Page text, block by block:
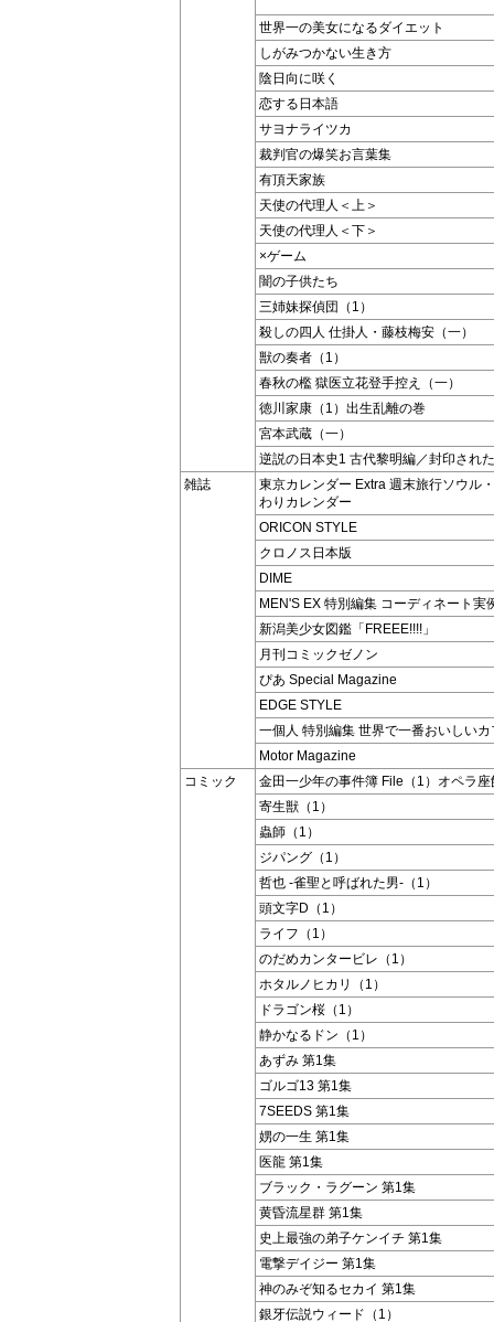
世界一の美女になるダイエット
しがみつかない生き方
陰日向に咲く
恋する日本語
サヨナライツカ
裁判官の爆笑お言葉集
有頂天家族
天使の代理人＜上＞
天使の代理人＜下＞
×ゲーム
闇の子供たち
三姉妹探偵団（1）
殺しの四人 仕掛人・藤枝梅安（一）
獣の奏者（1）
春秋の檻 獄医立花登手控え（一）
徳川家康（1）出生乱離の巻
宮本武蔵（一）
逆説の日本史1 古代黎明編／封印され
雑誌
東京カレンダー Extra 週末旅行ソウル
わりカレンダー
ORICON STYLE
クロノス日本版
DIME
MEN'S EX 特別編集 コーディネート実
新潟美少女図鑑「FREEE!!!!」
月刊コミックゼノン
ぴあ Special Magazine
EDGE STYLE
一個人 特別編集 世界で一番おいしい
Motor Magazine
コミック
金田一少年の事件簿 File（1）オペラ座
寄生獣（1）
蟲師（1）
ジパング（1）
哲也 -雀聖と呼ばれた男-（1）
頭文字D（1）
ライフ（1）
のだめカンタービレ（1）
ホタルノヒカリ（1）
ドラゴン桜（1）
静かなるドン（1）
あずみ 第1集
ゴルゴ13 第1集
7SEEDS 第1集
娚の一生 第1集
医龍 第1集
ブラック・ラグーン 第1集
黄昏流星群 第1集
史上最強の弟子ケンイチ 第1集
電撃デイジー 第1集
神のみぞ知るセカイ 第1集
銀牙伝説ウィード（1）